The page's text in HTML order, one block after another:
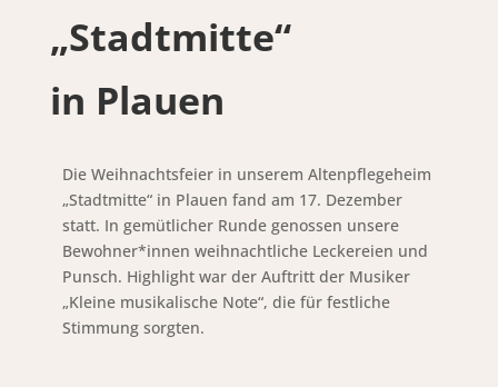
„Stadtmitte“
in Plauen
Die Weihnachtsfeier in unserem Altenpflegeheim
„Stadtmitte“ in Plauen fand am 17. Dezember
statt. In gemütlicher Runde genossen unsere
Bewohner*innen weihnachtliche Leckereien und
Punsch. Highlight war der Auftritt der Musiker
„Kleine musikalische Note“, die für festliche
Stimmung sorgten.